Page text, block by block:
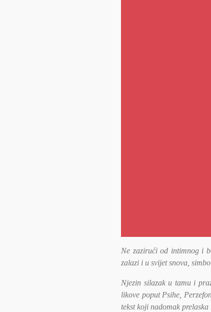
Ne zazirući od intimnog i
zalazi i u svijet snova,
Njezin silazak u tamu i
likove poput Psihe,
tekst koji nadomak